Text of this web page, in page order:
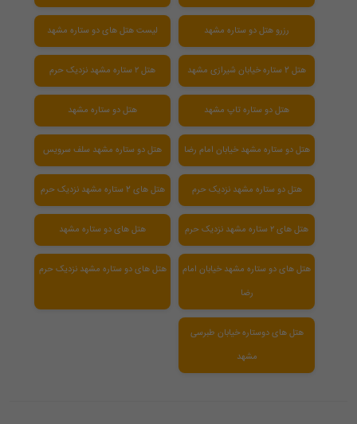
رزرو هتل دو ستاره مشهد لیست هتل های دو ستاره مشهد
هتل 2 ستاره خیابان شیرازی مشهد هتل ۲ ستاره مشهد نزدیک حرم
هتل دو ستاره تاپ مشهد هتل دو ستاره مشهد
هتل دو ستاره مشهد خیابان امام رضا هتل دو ستاره مشهد سلف سرویس
هتل دو ستاره مشهد نزدیک حرم هتل های 2 ستاره مشهد نزدیک حرم
هتل های ۲ ستاره مشهد نزدیک حرم هتل های دو ستاره مشهد
هتل های دو ستاره مشهد خیابان امام
رضا
هتل های دو ستاره مشهد نزدیک حرم
هتل های دوستاره خیابان طبرسی
مشهد